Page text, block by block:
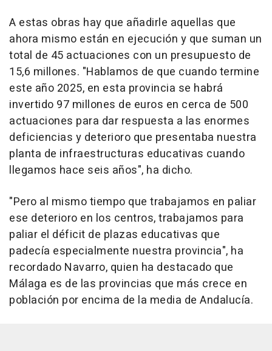
A estas obras hay que añadirle aquellas que
ahora mismo están en ejecución y que suman un
total de 45 actuaciones con un presupuesto de
15,6 millones. "Hablamos de que cuando termine
este año 2025, en esta provincia se habrá
invertido 97 millones de euros en cerca de 500
actuaciones para dar respuesta a las enormes
deficiencias y deterioro que presentaba nuestra
planta de infraestructuras educativas cuando
llegamos hace seis años", ha dicho.
"Pero al mismo tiempo que trabajamos en paliar
ese deterioro en los centros, trabajamos para
paliar el déficit de plazas educativas que
padecía especialmente nuestra provincia", ha
recordado Navarro, quien ha destacado que
Málaga es de las provincias que más crece en
población por encima de la media de Andalucía.